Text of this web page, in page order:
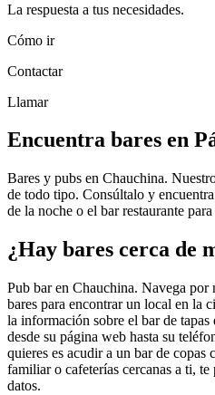
La respuesta a tus necesidades.
Cómo ir
Contactar
Llamar
Encuentra bares en
Bares y pubs en Chauchina.
de todo tipo. Consúltalo y
de la noche o el bar restaurante para
¿Hay bares cerca de
Pub bar en Chauchina. Navega por
bares para encontrar un local en la
la información sobre el bar de tapas
desde su página web hasta su
quieres es acudir a un bar de copas
familiar o cafeterías cercanas a ti,
datos.